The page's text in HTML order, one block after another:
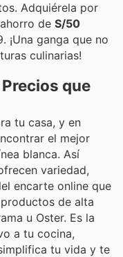
Adquiérela por
de S/50
¡Una ganga que no
culinarias!
que
tu casa, y en
el mejor
blanca. Así
variedad,
encarte online que
de alta
u Oster. Es la
a tu cocina,
tu vida y te